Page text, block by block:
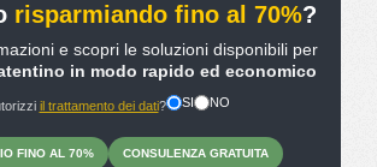
risparmiando fino al 70%?
e scopri le soluzioni disponibili per
in modo rapido ed economico
il trattamento dei dati? SI NO
FINO AL 70% CONSULENZA GRATUITA